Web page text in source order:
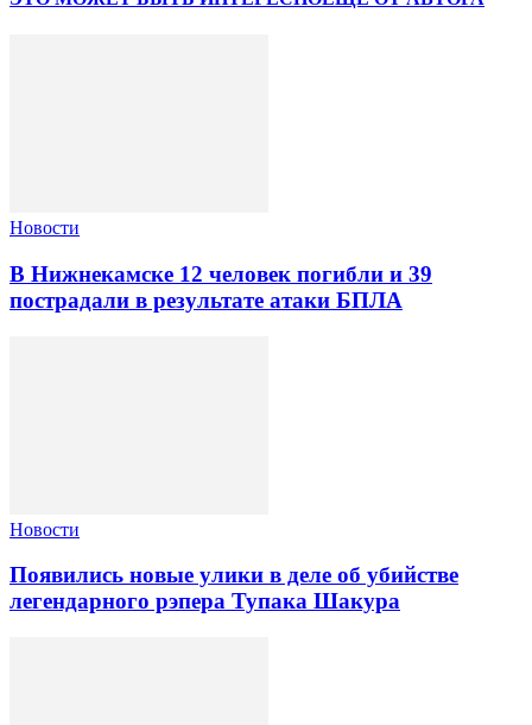
Новости
В Нижнекамске 12 человек погибли и 39
пострадали в результате атаки БПЛА
Новости
Появились новые улики в деле об убийстве
легендарного рэпера Тупака Шакура